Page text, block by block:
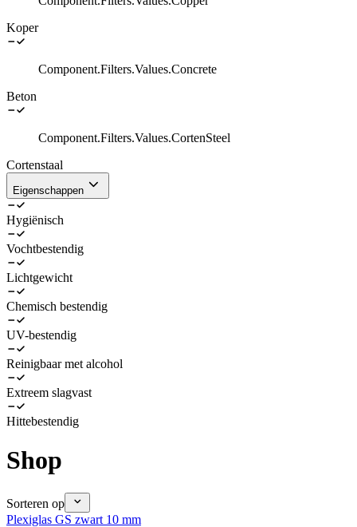
Koper
Component.Filters.Values.Concrete
Beton
Component.Filters.Values.CortenSteel
Cortenstaal
Eigenschappen
Hygiënisch
Vochtbestendig
Lichtgewicht
Chemisch bestendig
UV-bestendig
Reinigbaar met alcohol
Extreem slagvast
Hittebestendig
Shop
Sorteren op
Plexiglas GS zwart 10 mm